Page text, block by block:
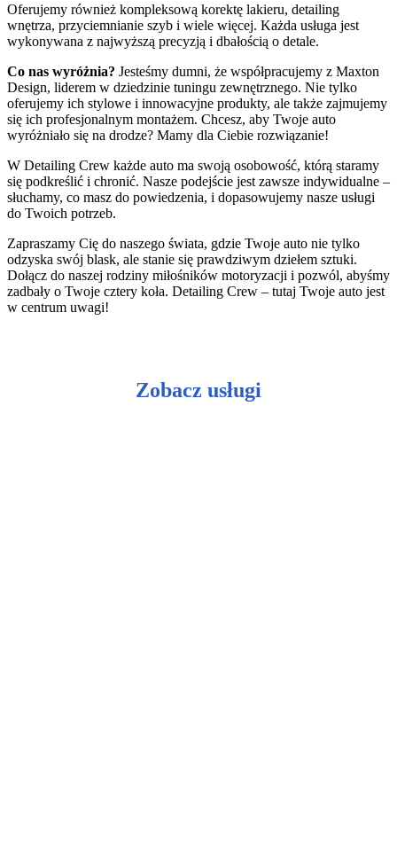
Oferujemy również kompleksową korektę lakieru, detailing
wnętrza, przyciemnianie szyb i wiele więcej. Każda usługa jest
wykonywana z najwyższą precyzją i dbałością o detale.
Co nas wyróżnia? Jesteśmy dumni, że współpracujemy z Maxton
Design, liderem w dziedzinie tuningu zewnętrznego. Nie tylko
oferujemy ich stylowe i innowacyjne produkty, ale także zajmujemy
się ich profesjonalnym montażem. Chcesz, aby Twoje auto
wyróżniało się na drodze? Mamy dla Ciebie rozwiązanie!
W Detailing Crew każde auto ma swoją osobowość, którą staramy
się podkreślić i chronić. Nasze podejście jest zawsze indywidualne –
słuchamy, co masz do powiedzenia, i dopasowujemy nasze usługi
do Twoich potrzeb.
Zapraszamy Cię do naszego świata, gdzie Twoje auto nie tylko
odzyska swój blask, ale stanie się prawdziwym dziełem sztuki.
Dołącz do naszej rodziny miłośników motoryzacji i pozwól, abyśmy
zadbały o Twoje cztery koła. Detailing Crew – tutaj Twoje auto jest
w centrum uwagi!
Zobacz usługi